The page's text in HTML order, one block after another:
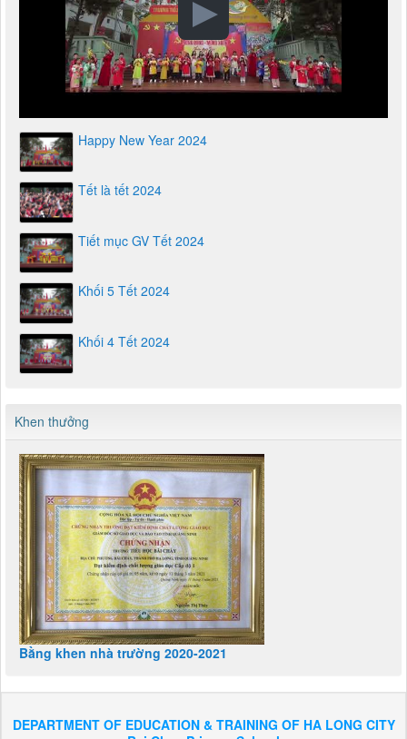
Happy New Year 2024
Tết là tết 2024
Tiết mục GV Tết 2024
Khối 5 Tết 2024
Khối 4 Tết 2024
Khen thưởng
Bằng khen nhà trường 2020-2021
DEPARTMENT OF EDUCATION & TRAINING OF HA LONG CITY